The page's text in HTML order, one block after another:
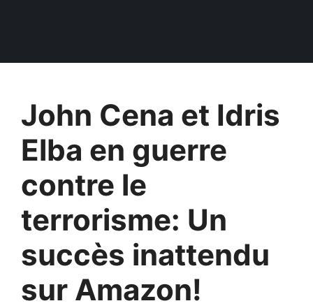
John Cena et Idris
Elba en guerre
contre le
terrorisme: Un
succès inattendu
sur Amazon!